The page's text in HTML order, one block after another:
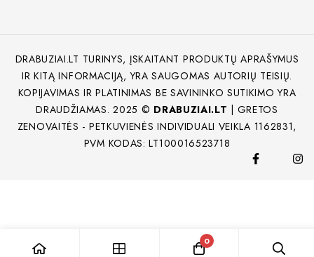
DRABUZIAI.LT TURINYS, ĮSKAITANT PRODUKTŲ APRAŠYMUS
IR KITĄ INFORMACIJĄ, YRA SAUGOMAS AUTORIŲ TEISIŲ.
KOPIJAVIMAS IR PLATINIMAS BE SAVININKO SUTIKIMO YRA
DRAUDŽIAMAS. 2025 © DRABUZIAI.LT | GRETOS
ZENOVAITĖS - PETKUVIENĖS INDIVIDUALI VEIKLA 1162831,
PVM KODAS: LT100016523718
0